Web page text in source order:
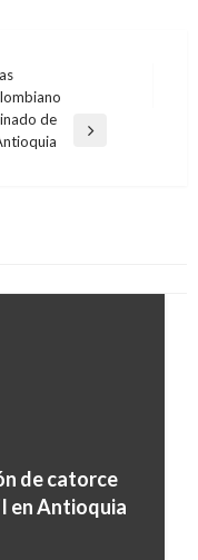
de
de catorce
en Antioquia
por
de